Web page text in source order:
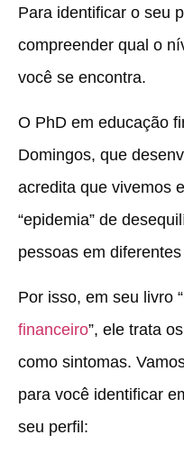
Para identificar o seu
compreender qual o
você se encontra.
O PhD em educação
Domingos, que
acredita que vivemos
“epidemia” de
pessoas em
Por isso, em seu livro “
financeiro”, ele trata
como sintomas.
para você identificar
seu perfil: